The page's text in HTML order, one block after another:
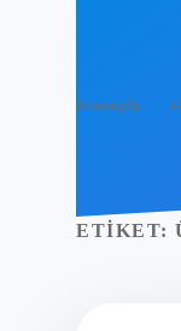
Anasayfa
ETIKET: